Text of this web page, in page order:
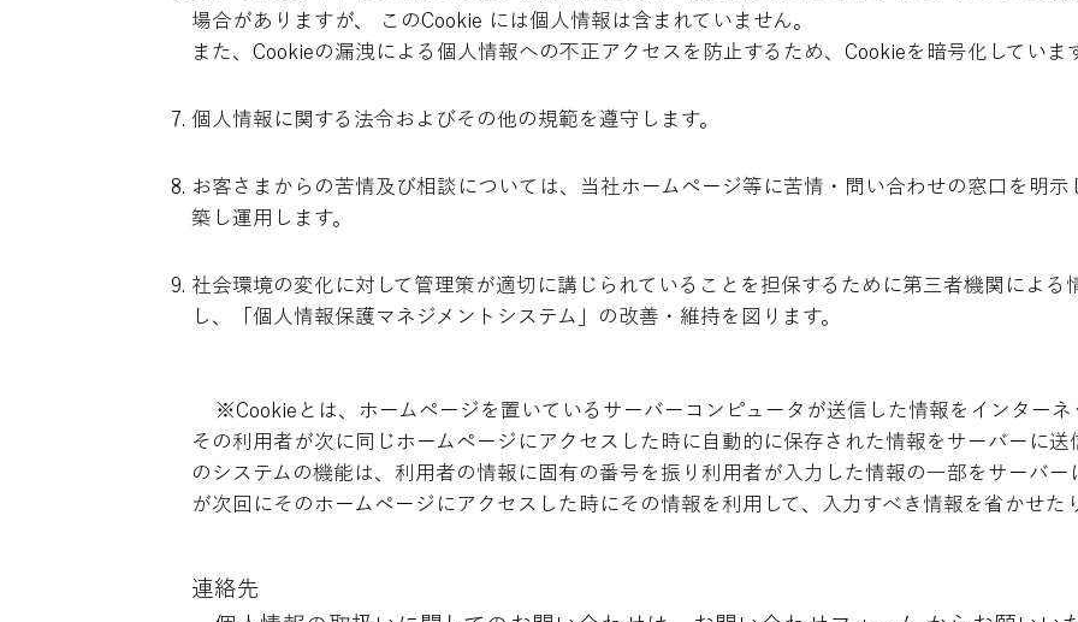
場合がありますが、 このCookie には個人情報は含まれていません。
また、Cookieの漏洩による個人情報への不正アクセスを防止するため、Cookieを暗号化していま
個人情報に関する法令およびその他の規範を遵守します。
お客さまからの苦情及び相談については、当社ホームページ等に苦情・問い合わせの窓口を明
築し運用します。
社会環境の変化に対して管理策が適切に講じられていることを担保するために第三者機関による
し、「個人情報保護マネジメントシステム」の改善・維持を図ります。
※Cookieとは、ホームページを置いているサーバーコンピュータが送信した情報をインターネ
その利用者が次に同じホームページにアクセスした時に自動的に保存された情報をサーバーに送
のシステムの機能は、利用者の情報に固有の番号を振り利用者が入力した情報の一部をサーバ
が次回にそのホームページにアクセスした時にその情報を利用して、入力すべき情報を省かせた
連絡先